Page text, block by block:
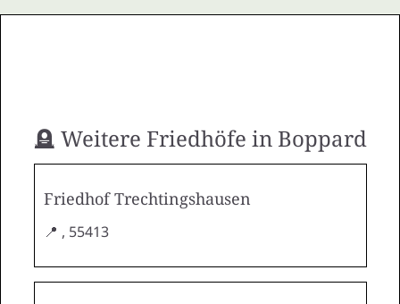
🪦 Weitere Friedhöfe in Boppard
Friedhof Trechtingshausen
📍 , 55413